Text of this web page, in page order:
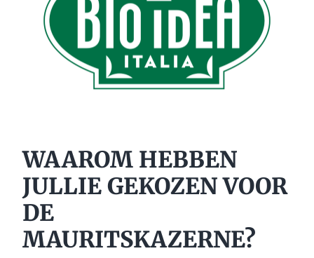
WAAROM HEBBEN
JULLIE GEKOZEN VOOR
DE
MAURITSKAZERNE?